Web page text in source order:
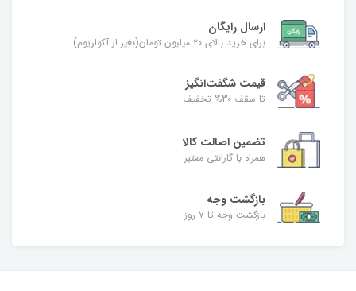
ارسال رایگان
برای خرید بالای ۲۰ میلیون تومان(بغیر از آکواریوم)
قیمت شگفت‌انگیز
تا سقف 30% تخفیف
تضمین اصالت کالا
همراه با گارانتی معتبر
بازگشت وجه
بازگشت وجه تا ۷ روز